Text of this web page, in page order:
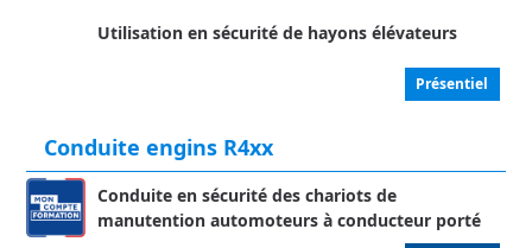
Utilisation en sécurité de hayons élévateurs
Présentiel
Conduite engins R4xx
Conduite en sécurité des chariots de
manutention automoteurs à conducteur porté